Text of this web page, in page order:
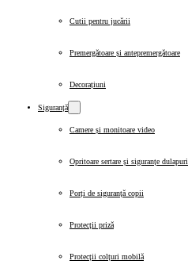
Cutii pentru jucării
Premergătoare și antepremergătoare
Decorațiuni
Siguranță
Camere și monitoare video
Opritoare sertare și siguranțe dulapuri
Porți de siguranță copii
Protecții priză
Protecții colțuri mobilă